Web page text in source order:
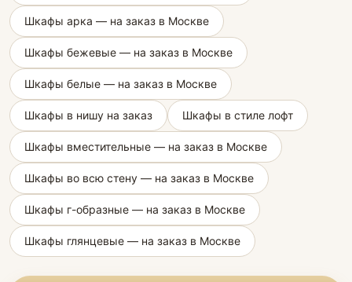
Шкафы арка — на заказ в Москве
Шкафы бежевые — на заказ в Москве
Шкафы белые — на заказ в Москве
Шкафы в нишу на заказ Шкафы в стиле лофт
Шкафы вместительные — на заказ в Москве
Шкафы во всю стену — на заказ в Москве
Шкафы г-образные — на заказ в Москве
Шкафы глянцевые — на заказ в Москве